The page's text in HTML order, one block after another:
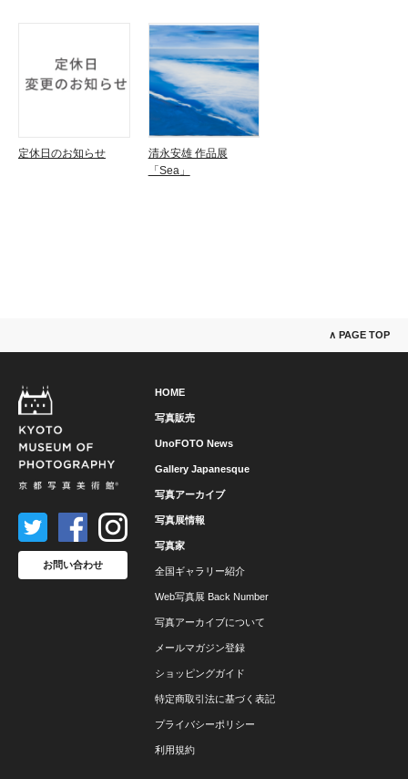
定休日のお知らせ
清永安雄 作品展
「Sea」
∧ PAGE TOP
HOME
写真販売
UnoFOTO News
Gallery Japanesque
写真アーカイブ
写真展情報
写真家
全国ギャラリー紹介
Web写真展 Back Number
写真アーカイブについて
メールマガジン登録
ショッピングガイド
特定商取引法に基づく表記
プライバシーポリシー
利用規約
お問い合わせ